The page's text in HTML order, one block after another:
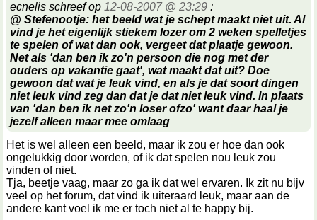
ecnelis schreef op 12-08-2007 @ 23:29 :
@ Stefenootje: het beeld wat je schept maakt niet uit. Al
vind je het eigenlijk stiekem lozer om 2 weken spelletjes
te spelen of wat dan ook, vergeet dat plaatje gewoon.
Net als 'dan ben ik zo'n persoon die nog met der
ouders op vakantie gaat', wat maakt dat uit? Doe
gewoon dat wat je leuk vind, en als je dat soort dingen
niet leuk vind zeg dan dat je dat niet leuk vind. In plaats
van 'dan ben ik net zo'n loser ofzo' want daar haal je
jezelf alleen maar mee omlaag
Het is wel alleen een beeld, maar ik zou er hoe dan ook
ongelukkig door worden, of ik dat spelen nou leuk zou
vinden of niet.
Tja, beetje vaag, maar zo ga ik dat wel ervaren. Ik zit nu bijv
veel op het forum, dat vind ik uiteraard leuk, maar aan de
andere kant voel ik me er toch niet al te happy bij.